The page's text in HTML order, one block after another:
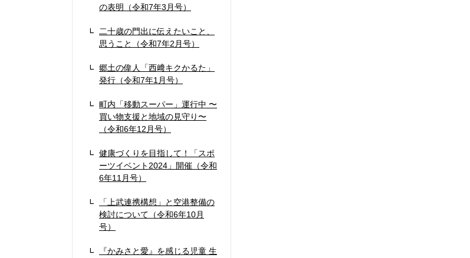
の表明（令和7年3月号）
二十歳の門出に伝えたいこと、
思うこと（令和7年2月号）
郷土の偉人「西﨑キクかるた」
発行（令和7年1月号）
町内「移動スーパー」運行中 〜
買い物支援と地域の見守り〜
（令和6年12月号）
健康づくりを目指して！「スポ
ーツイベント2024」開催（令和
6年11月号）
「上武連携構想」と空港整備の
検討について（令和6年10月
号）
『かみさと愛』を感じる児童 生